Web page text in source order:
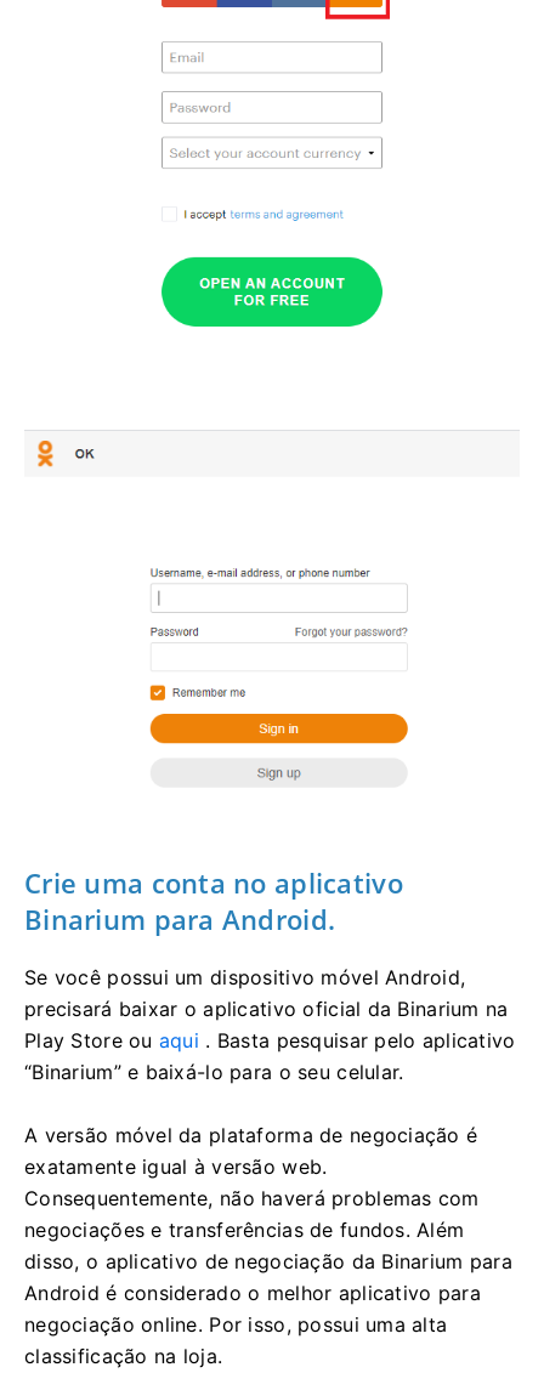
Crie uma conta no aplicativo
Binarium para Android.
Se você possui um dispositivo móvel Android,
precisará baixar o aplicativo oficial da Binarium na
Play Store ou aqui . Basta pesquisar pelo aplicativo
“Binarium” e baixá-lo para o seu celular.
A versão móvel da plataforma de negociação é
exatamente igual à versão web.
Consequentemente, não haverá problemas com
negociações e transferências de fundos. Além
disso, o aplicativo de negociação da Binarium para
Android é considerado o melhor aplicativo para
negociação online. Por isso, possui uma alta
classificação na loja.